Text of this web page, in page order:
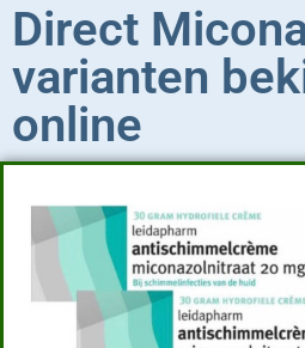
Direct
varianten
online